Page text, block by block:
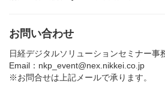
お問い合わせ
日経デジタルソリューションセミナー事
Email：nkp_event@nex.nikkei.co.jp
※お問合せは上記メールで承ります。